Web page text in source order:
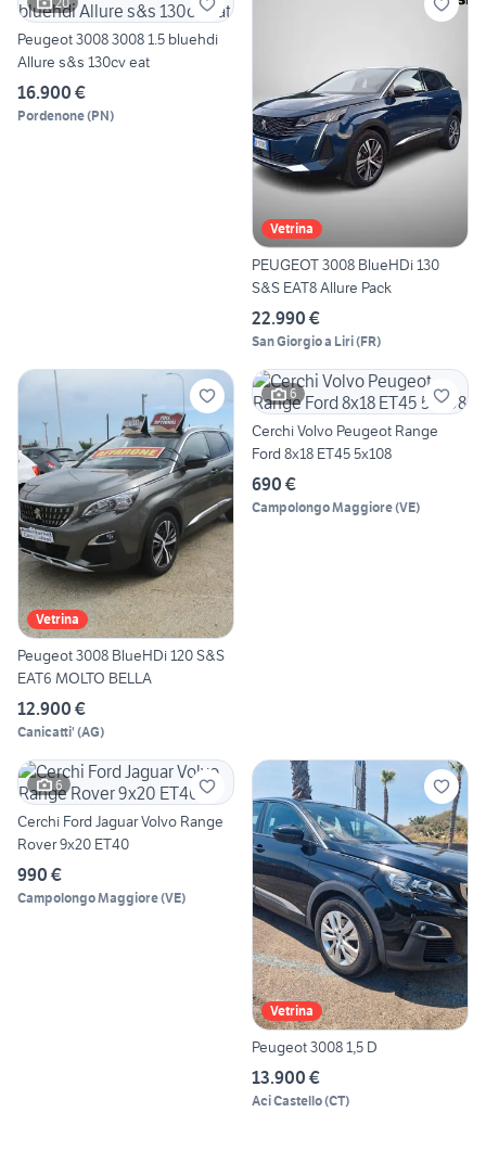
Peugeot 3008 3008 1.5 bluehdi
Allure s&s 130cv eat
16.900 €
Pordenone(PN)
Vetrina
PEUGEOT 3008 BlueHDi 130
S&S EAT8 Allure Pack
22.990 €
San Giorgio a Liri(FR)
Vetrina
Peugeot 3008 BlueHDi 120 S&S
EAT6 MOLTO BELLA
12.900 €
Canicatti' (AG)
6
Cerchi Volvo Peugeot Range
Ford 8x18 ET45 5x108
690 €
Campolongo Maggiore(VE)
6
Cerchi Ford Jaguar Volvo Range
Rover 9x20 ET40
990 €
Campolongo Maggiore(VE)
Vetrina
Peugeot 3008 1,5 D
13.900 €
Aci Castello(CT)